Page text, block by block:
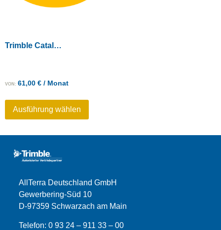
Trimble Catalyst Abonnements
VON: 61,00 € / Monat
Ausführung wählen
AllTerra Deutschland GmbH
Gewerbering-Süd 10
D-97359 Schwarzach am Main
Telefon:0 93 24 – 911 33 – 00